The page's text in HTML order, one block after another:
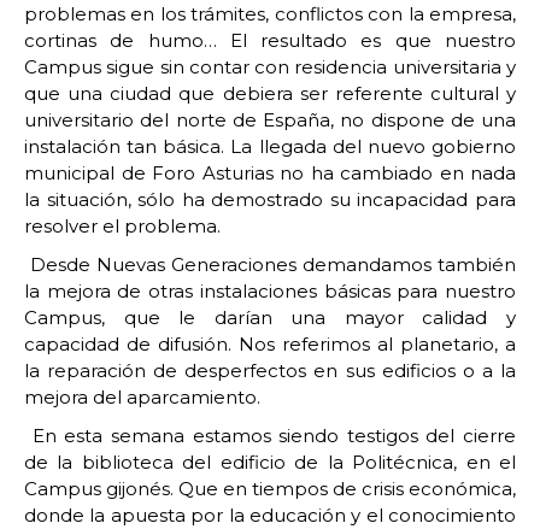
problemas en los trámites, conflictos con la empresa,
cortinas de humo… El resultado es que nuestro
Campus sigue sin contar con residencia universitaria y
que una ciudad que debiera ser referente cultural y
universitario del norte de España, no dispone de una
instalación tan básica. La llegada del nuevo gobierno
municipal de Foro Asturias no ha cambiado en nada
la situación, sólo ha demostrado su incapacidad para
resolver el problema.
Desde Nuevas Generaciones demandamos también
la mejora de otras instalaciones básicas para nuestro
Campus, que le darían una mayor calidad y
capacidad de difusión. Nos referimos al planetario, a
la reparación de desperfectos en sus edificios o a la
mejora del aparcamiento.
En esta semana estamos siendo testigos del cierre
de la biblioteca del edificio de la Politécnica, en el
Campus gijonés. Que en tiempos de crisis económica,
donde la apuesta por la educación y el conocimiento